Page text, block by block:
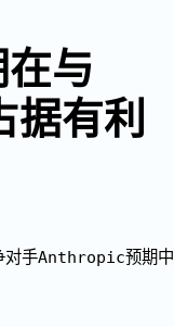
与
有利
对手Anthropic预期中